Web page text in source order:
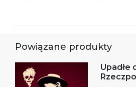
Powiązane produkty
Upadłe